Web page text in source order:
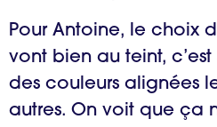
Pour Antoine, le choix
vont bien au teint, c’est
des couleurs alignées
autres. On voit que ça